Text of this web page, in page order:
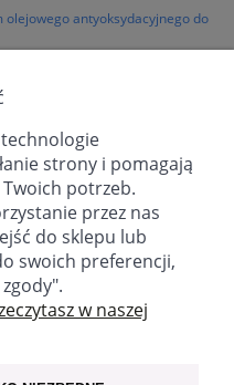
olejowego antyoksydacyjnego do
starzenie.
nawilżenie i promienność.
efekty.
na lata.
730 757 750 (9.00-17.00)
strony i pomagają
potrzeb.
przez nas
do sklepu lub
swoich preferencji,
w naszej